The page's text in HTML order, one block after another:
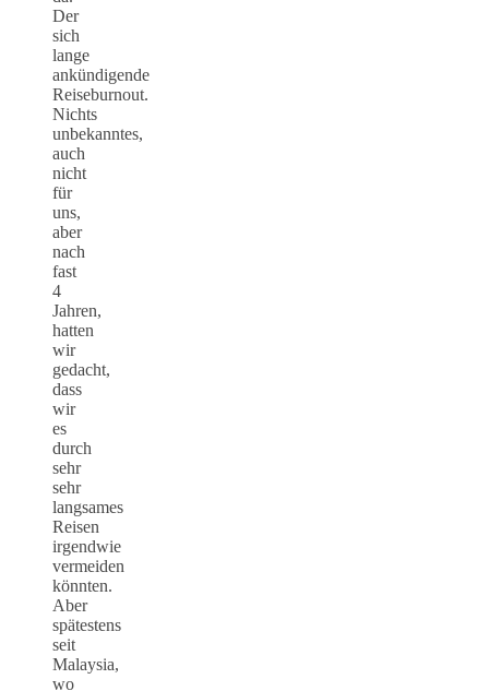
Der
sich
lange
ankündigende
Reiseburnout.
Nichts
unbekanntes,
auch
nicht
für
uns,
aber
nach
fast
4
Jahren,
hatten
wir
gedacht,
dass
wir
es
durch
sehr
sehr
langsames
Reisen
irgendwie
vermeiden
könnten.
Aber
spätestens
seit
Malaysia,
wo